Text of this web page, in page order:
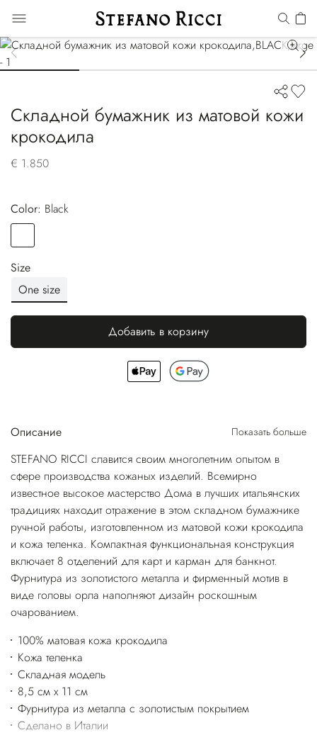
Складной бумажник из матовой кожи
крокодила
€ 1.850
Color:
black
Size
One size
Добавить в корзину
Описание Показать больше
STEFANO RICCI славится своим многолетним опытом в
сфере производства кожаных изделий. Всемирно
известное высокое мастерство Дома в лучших итальянских
традициях находит отражение в этом складном бумажнике
ручной работы, изготовленном из матовой кожи крокодила
и кожа теленка. Компактная функциональная конструкция
включает 8 отделений для карт и карман для банкнот.
Фурнитура из золотистого металла и фирменный мотив в
виде головы орла наполняют дизайн роскошным
очарованием.
100% матовая кожа крокодила
Кожа теленка
Складная модель
8,5 см x 11 см
Фурнитура из металла с золотистым покрытием
Сделано в Италии